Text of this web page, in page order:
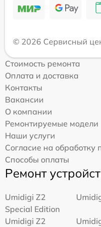
© 2026 Сервисный
Стоимость ремонта
Оплата и доставка
Контакты
Вакансии
О компании
Ремонтируемые модели
Наши услуги
Согласие на
Способы оплаты
Ремонт
Umidigi Z2
Special Edition
Umidigi Z2